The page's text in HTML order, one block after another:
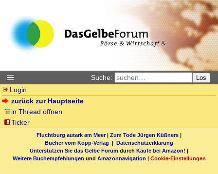
Suche: Los
Login
zurück zur Hauptseite
in Thread öffnen
Ticker
Fluchtburg autark am Meer| Zum Tode Jürgen Küßners |
Bücher vom Kopp-Verlag | Datenschutzerklärung
Unterstützen Sie das Gelbe Forum durch Käufe bei Amazon! |
Weitere Buchempfehlungen und Amazonnavigation | Cookie-Einstellungen